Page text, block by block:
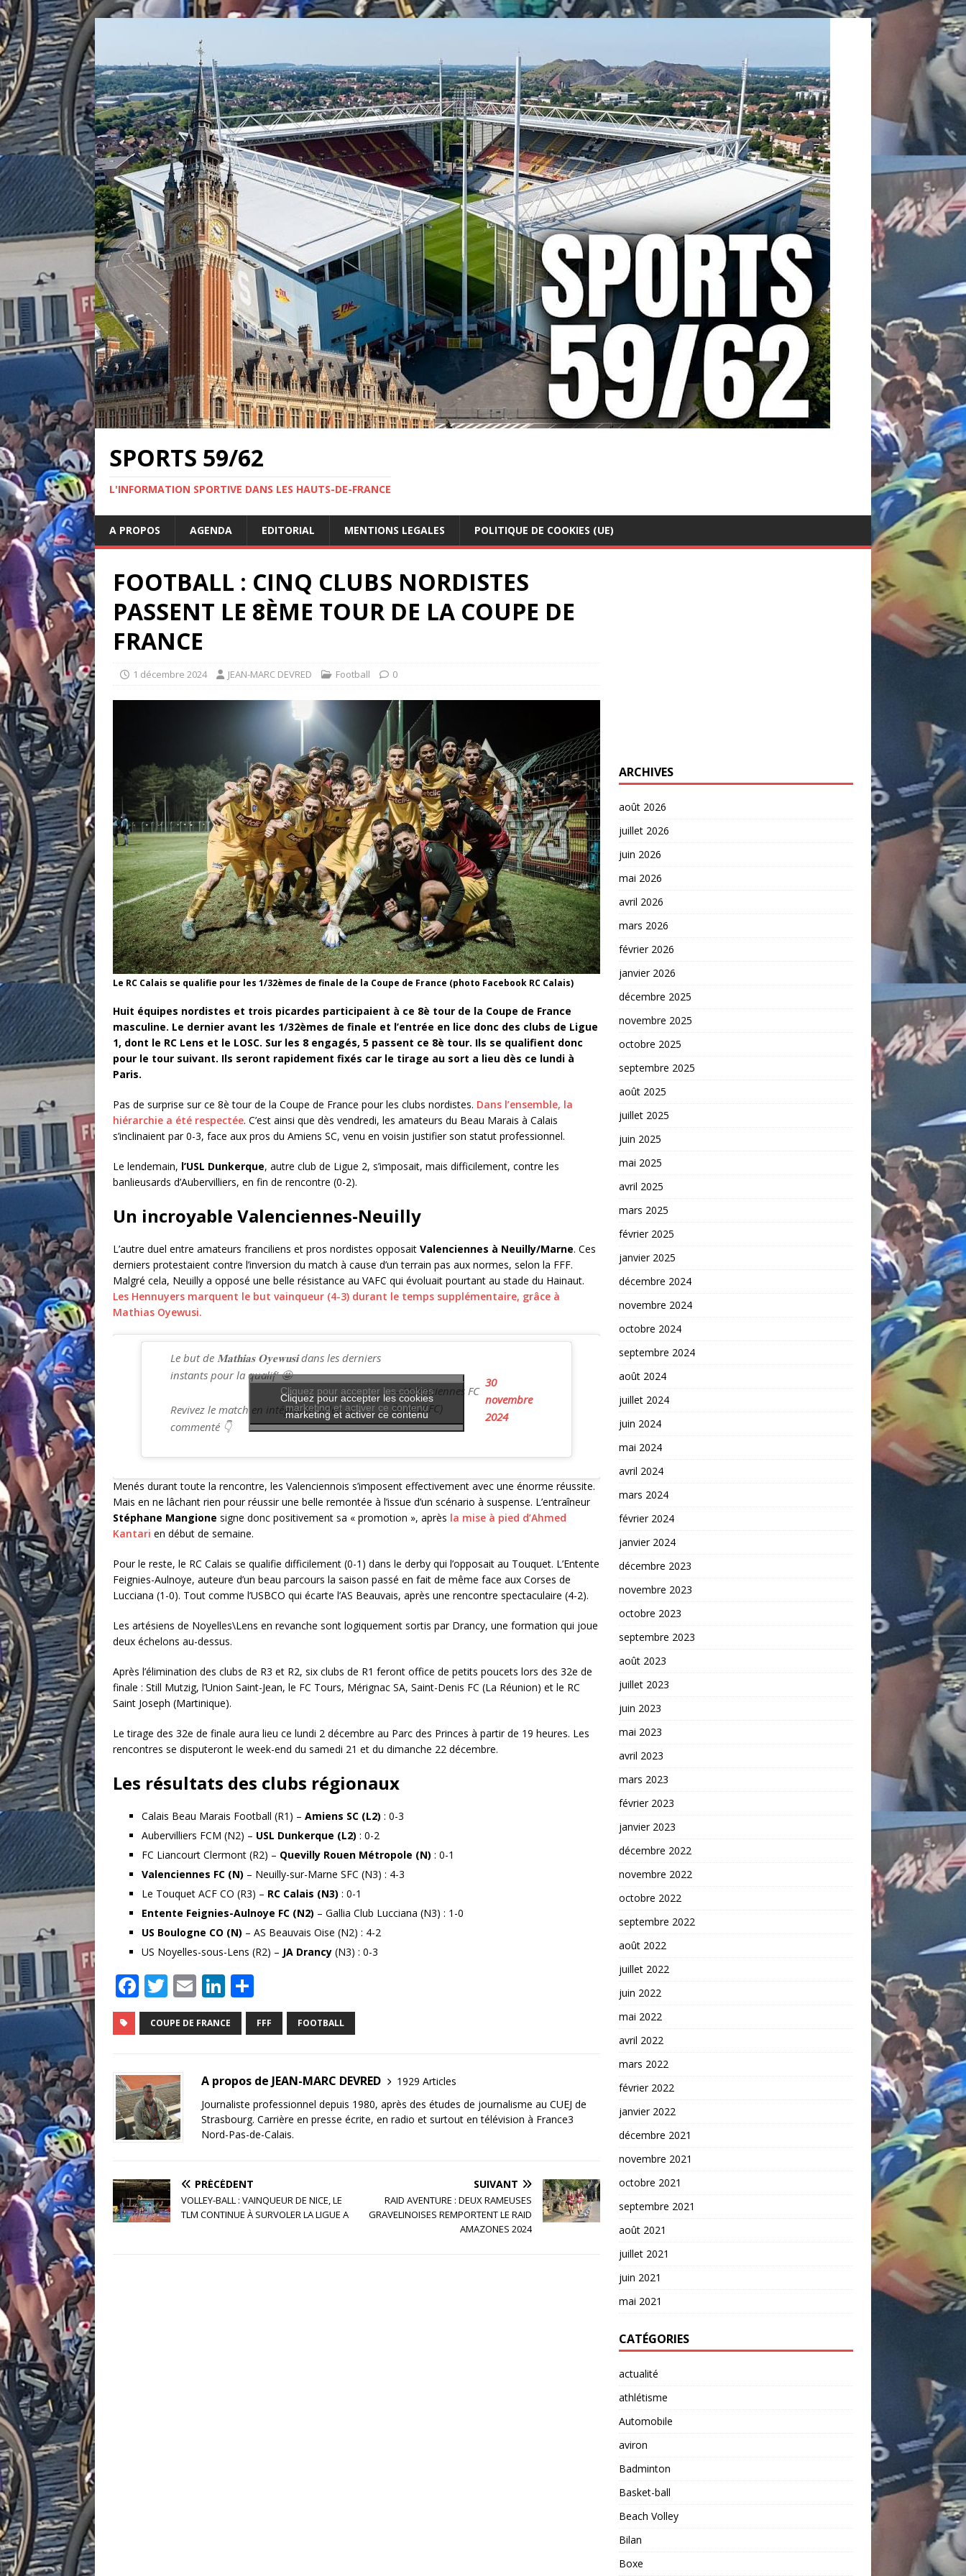
SPORTS 59/62
L'INFORMATION SPORTIVE DANS LES HAUTS-DE-FRANCE
A PROPOS AGENDA EDITORIAL MENTIONS LEGALES POLITIQUE DE COOKIES (UE)
FOOTBALL : CINQ CLUBS NORDISTES
PASSENT LE 8ÈME TOUR DE LA COUPE DE
FRANCE
1 décembre 2024 JEAN-MARC DEVRED Football 0
Le RC Calais se qualifie pour les 1/32èmes de finale de la Coupe de France (photo Facebook RC Calais)
Huit équipes nordistes et trois picardes participaient à ce 8è tour de la Coupe de France
masculine. Le dernier avant les 1/32èmes de finale et l’entrée en lice donc des clubs de Ligue
1, dont le RC Lens et le LOSC. Sur les 8 engagés, 5 passent ce 8è tour. Ils se qualifient donc
pour le tour suivant. Ils seront rapidement fixés car le tirage au sort a lieu dès ce lundi à
Paris.
Pas de surprise sur ce 8è tour de la Coupe de France pour les clubs nordistes. Dans l’ensemble, la
hiérarchie a été respectée. C’est ainsi que dès vendredi, les amateurs du Beau Marais à Calais
s’inclinaient par 0-3, face aux pros du Amiens SC, venu en voisin justifier son statut professionnel.
Le lendemain, l’USL Dunkerque, autre club de Ligue 2, s’imposait, mais difficilement, contre les
banlieusards d’Aubervilliers, en fin de rencontre (0-2).
Un incroyable Valenciennes-Neuilly
L’autre duel entre amateurs franciliens et pros nordistes opposait Valenciennes à Neuilly/Marne. Ces
derniers protestaient contre l’inversion du match à cause d’un terrain pas aux normes, selon la FFF.
Malgré cela, Neuilly a opposé une belle résistance au VAFC qui évoluait pourtant au stade du Hainaut.
Les Hennuyers marquent le but vainqueur (4-3) durant le temps supplémentaire, grâce à
Mathias Oyewusi.
Le but de 𝐌𝐚𝐭𝐡𝐢𝐚𝐬 𝐎𝐲𝐞𝐰𝐮𝐬𝐢 dans les derniers
instants pour la qualif’ 🤩
Revivez le match en intégralité vidéo et
commenté 👇
— Valenciennes FC
🦢 (@VAFC)
30
novembre
2024
Cliquez pour accepter les cookies
marketing et activer ce contenu
Cliquez pour accepter les cookies
marketing et activer ce contenu
Menés durant toute la rencontre, les Valenciennois s’imposent effectivement avec une énorme réussite.
Mais en ne lâchant rien pour réussir une belle remontée à l’issue d’un scénario à suspense. L’entraîneur
Stéphane Mangione signe donc positivement sa « promotion », après la mise à pied d’Ahmed
Kantari en début de semaine.
Pour le reste, le RC Calais se qualifie difficilement (0-1) dans le derby qui l’opposait au Touquet. L’Entente
Feignies-Aulnoye, auteure d’un beau parcours la saison passé en fait de même face aux Corses de
Lucciana (1-0). Tout comme l’USBCO qui écarte l’AS Beauvais, après une rencontre spectaculaire (4-2).
Les artésiens de Noyelles\Lens en revanche sont logiquement sortis par Drancy, une formation qui joue
deux échelons au-dessus.
Après l’élimination des clubs de R3 et R2, six clubs de R1 feront office de petits poucets lors des 32e de
finale : Still Mutzig, l’Union Saint-Jean, le FC Tours, Mérignac SA, Saint-Denis FC (La Réunion) et le RC
Saint Joseph (Martinique).
Le tirage des 32e de finale aura lieu ce lundi 2 décembre au Parc des Princes à partir de 19 heures. Les
rencontres se disputeront le week-end du samedi 21 et du dimanche 22 décembre.
Les résultats des clubs régionaux
Calais Beau Marais Football (R1) – Amiens SC (L2) : 0-3
Aubervilliers FCM (N2) – USL Dunkerque (L2) : 0-2
FC Liancourt Clermont (R2) – Quevilly Rouen Métropole (N) : 0-1
Valenciennes FC (N) – Neuilly-sur-Marne SFC (N3) : 4-3
Le Touquet ACF CO (R3) – RC Calais (N3) : 0-1
Entente Feignies-Aulnoye FC (N2) – Gallia Club Lucciana (N3) : 1-0
US Boulogne CO (N) – AS Beauvais Oise (N2) : 4-2
US Noyelles-sous-Lens (R2) – JA Drancy (N3) : 0-3
F
a
c
b
o
o
k
T
w
it
r
E
m
ai
Li
n
k
dI
n
ar
ta
e
r
COUPE DE FRANCE FFF FOOTBALL
A propos de JEAN-MARC DEVRED
1929 Articles
Journaliste professionnel depuis 1980, après des études de journalisme au CUEJ de
Strasbourg. Carrière en presse écrite, en radio et surtout en télévision à France3
Nord-Pas-de-Calais.
PRÉCÉDENT
VOLLEY-BALL : VAINQUEUR DE NICE, LE
TLM CONTINUE À SURVOLER LA LIGUE A
SUIVANT
RAID AVENTURE : DEUX RAMEUSES
GRAVELINOISES REMPORTENT LE RAID
AMAZONES 2024
ARCHIVES
août 2026
juillet 2026
juin 2026
mai 2026
avril 2026
mars 2026
février 2026
janvier 2026
décembre 2025
novembre 2025
octobre 2025
septembre 2025
août 2025
juillet 2025
juin 2025
mai 2025
avril 2025
mars 2025
février 2025
janvier 2025
décembre 2024
novembre 2024
octobre 2024
septembre 2024
août 2024
juillet 2024
juin 2024
mai 2024
avril 2024
mars 2024
février 2024
janvier 2024
décembre 2023
novembre 2023
octobre 2023
septembre 2023
août 2023
juillet 2023
juin 2023
mai 2023
avril 2023
mars 2023
février 2023
janvier 2023
décembre 2022
novembre 2022
octobre 2022
septembre 2022
août 2022
juillet 2022
juin 2022
mai 2022
avril 2022
mars 2022
février 2022
janvier 2022
décembre 2021
novembre 2021
octobre 2021
septembre 2021
août 2021
juillet 2021
juin 2021
mai 2021
CATÉGORIES
actualité
athlétisme
Automobile
aviron
Badminton
Basket-ball
Beach Volley
Bilan
Boxe